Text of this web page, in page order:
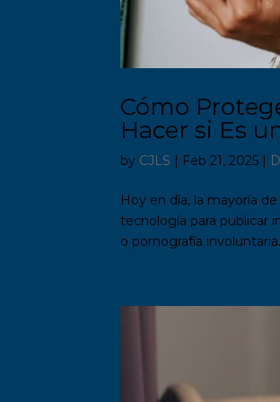
Cómo
Hacer si Es
by CJLS | Feb 21, 2025 |
Hoy en día, la mayoría
tecnología para publicar
o pornografía